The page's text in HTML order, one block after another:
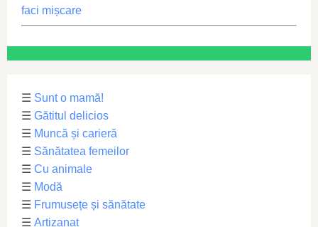
faci mișcare
☰ Sunt o mamă!
☰ Gătitul delicios
☰ Muncă și carieră
☰ Sănătatea femeilor
☰ Cu animale
☰ Modă
☰ Frumusețe și sănătate
☰ Artizanat